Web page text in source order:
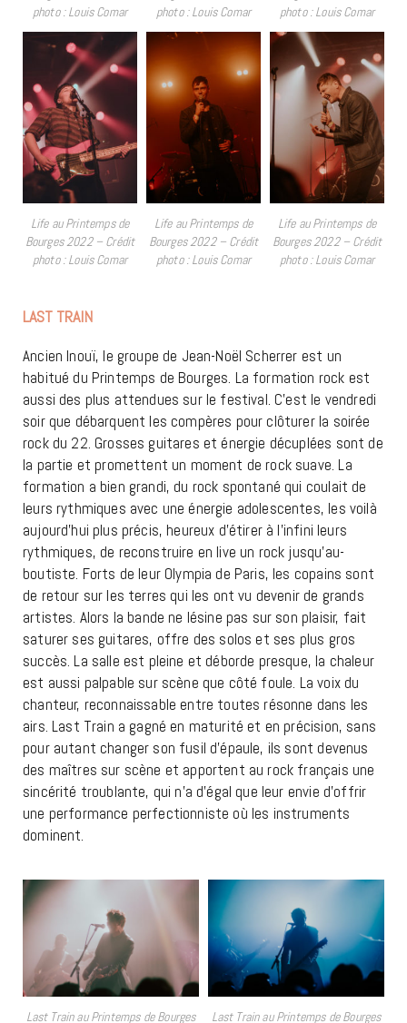
photo : Louis Comar
photo : Louis Comar
photo : Louis Comar
Life au Printemps de
Bourges 2022 – Crédit
photo : Louis Comar
Life au Printemps de
Bourges 2022 – Crédit
photo : Louis Comar
Life au Printemps de
Bourges 2022 – Crédit
photo : Louis Comar
LAST TRAIN
Ancien Inouï, le groupe de Jean-Noël Scherrer est un
habitué du Printemps de Bourges. La formation rock est
aussi des plus attendues sur le festival. C’est le vendredi
soir que débarquent les compères pour clôturer la soirée
rock du 22. Grosses guitares et énergie décuplées sont de
la partie et promettent un moment de rock suave. La
formation a bien grandi, du rock spontané qui coulait de
leurs rythmiques avec une énergie adolescentes, les voilà
aujourd’hui plus précis, heureux d’étirer à l’infini leurs
rythmiques, de reconstruire en live un rock jusqu’au-
boutiste. Forts de leur Olympia de Paris, les copains sont
de retour sur les terres qui les ont vu devenir de grands
artistes. Alors la bande ne lésine pas sur son plaisir, fait
saturer ses guitares, offre des solos et ses plus gros
succès. La salle est pleine et déborde presque, la chaleur
est aussi palpable sur scène que côté foule. La voix du
chanteur, reconnaissable entre toutes résonne dans les
airs. Last Train a gagné en maturité et en précision, sans
pour autant changer son fusil d’épaule, ils sont devenus
des maîtres sur scène et apportent au rock français une
sincérité troublante, qui n’a d’égal que leur envie d’offrir
une performance perfectionniste où les instruments
dominent.
Last Train au Printemps de Bourges Last Train au Printemps de Bourges